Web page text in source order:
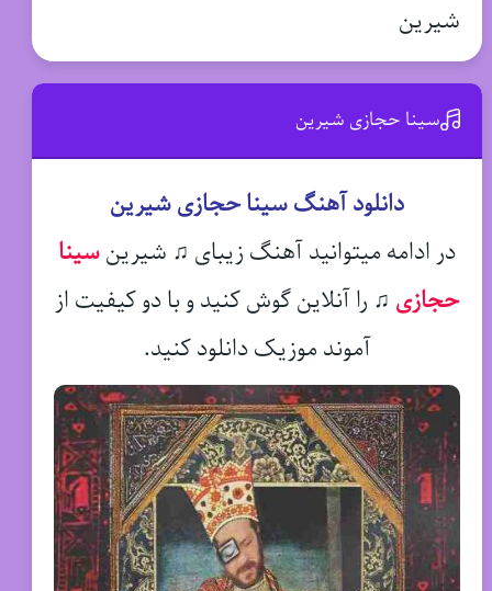
شیرین
سینا حجازی شیرین
دانلود آهنگ سینا حجازی شیرین
در ادامه میتوانید آهنگ زیبای ♫ شیرینسینا
حجازی ♫ را آنلاین گوش کنید و با دو کیفیت از
آموند موزیک دانلود کنید.